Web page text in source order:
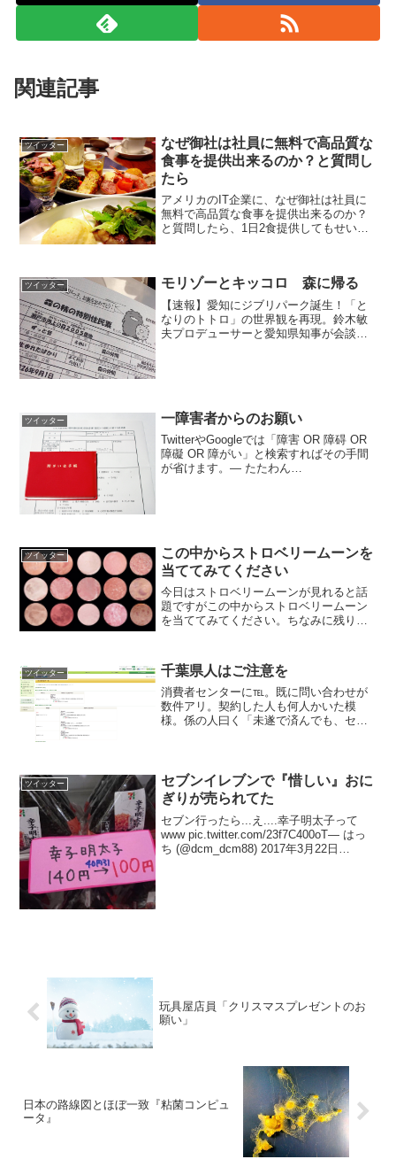
関連記事
ツイッター
なぜ御社は社員に無料で高品質な
食事を提供出来るのか？と質問し
たら
アメリカのIT企業に、なぜ御社は社員に
無料で高品質な食事を提供出来るのか？
と質問したら、1日2食提供してもせいぜ
と言われてな...
ツイッター モリゾーとキッコロ 森に帰る
【速報】愛知にジブリパーク誕生！「と
なりのトトロ」の世界観を再現。鈴木敏
夫プロデューサーと愛知県知事が会談
ツイッター 一障害者からのお願い
TwitterやGoogleでは「障害 OR 障碍 OR
障礙 OR 障がい」と検索すればその手間
が省けます。— たたわん
ツイッター
この中からストロベリームーンを
当ててみてください
今日はストロベリームーンが見れると話
題ですがこの中からストロベリームーン
を当ててみてください。ちなみに残りは
(@D4Lns) 2017年6月9日
ツイッター 千葉県人はご注意を
消費者センターに℡。既に問い合わせが
数件アリ。契約した人も何人かいた模
様。係の人曰く「未遂で済んでも、セン
201...
ツイッター
セブンイレブンで『惜しい』おに
ぎりが売られてた
セブン行ったら...え....幸子明太子って
www pic.twitter.com/23f7C400oT— はっ
ち (@dcm_dcm88) 2017年3月22日
玩具屋店員「クリスマスプレゼントのお
願い」
日本の路線図とほぼ一致『粘菌コンピュ
ータ』